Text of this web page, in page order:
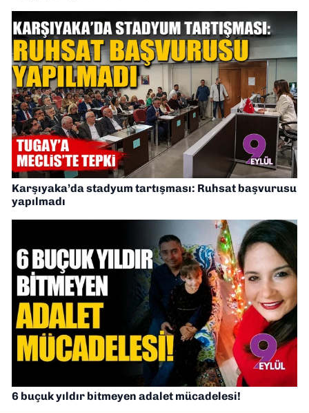
Karşıyaka’da stadyum tartışması: Ruhsat başvurusu
yapılmadı
6 buçuk yıldır bitmeyen adalet mücadelesi!